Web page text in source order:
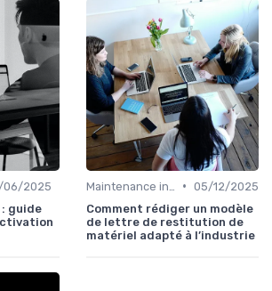
06/2025
guide
• 05/12/2025
Comment rédiger un modèle
de lettre de restitution de
matériel adapté à l’industrie